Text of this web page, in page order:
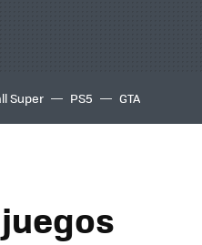
Super PS5 GTA